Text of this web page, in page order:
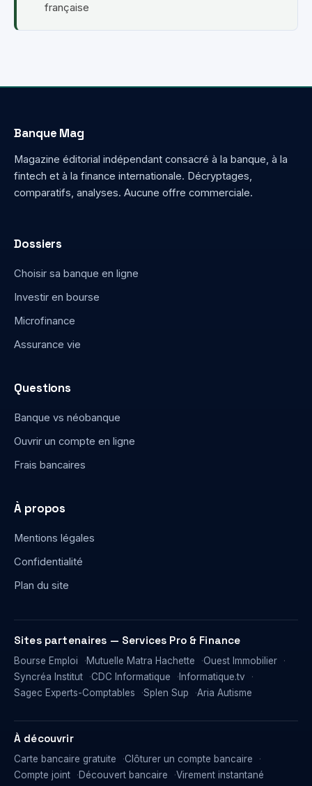
française
Banque Mag
Magazine éditorial indépendant consacré à la banque, à la
fintech et à la finance internationale. Décryptages,
comparatifs, analyses. Aucune offre commerciale.
Dossiers
Choisir sa banque en ligne
Investir en bourse
Microfinance
Assurance vie
Questions
Banque vs néobanque
Ouvrir un compte en ligne
Frais bancaires
À propos
Mentions légales
Confidentialité
Plan du site
Sites partenaires — Services Pro & Finance
Bourse Emploi Mutuelle Matra Hachette
Ouest Immobilier
Syncréa Institut
CDC Informatique
Informatique.tv
Sagec Experts-Comptables
Splen Sup Aria Autisme
À découvrir
Carte bancaire gratuite
Clôturer un compte bancaire
Compte joint
Découvert bancaire Virement instantané